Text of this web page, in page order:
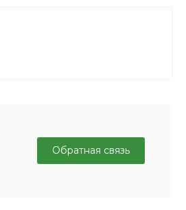
Обратная связь